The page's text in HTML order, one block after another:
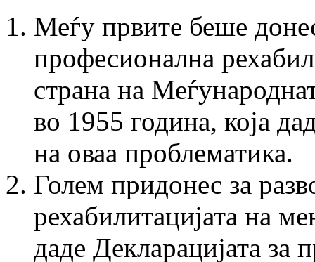
Меѓу првите беше
професионална
страна на
во 1955 година, која
на оваа проблематика.
Голем придонес за
рехабилитацијата на
даде Декларацијата за